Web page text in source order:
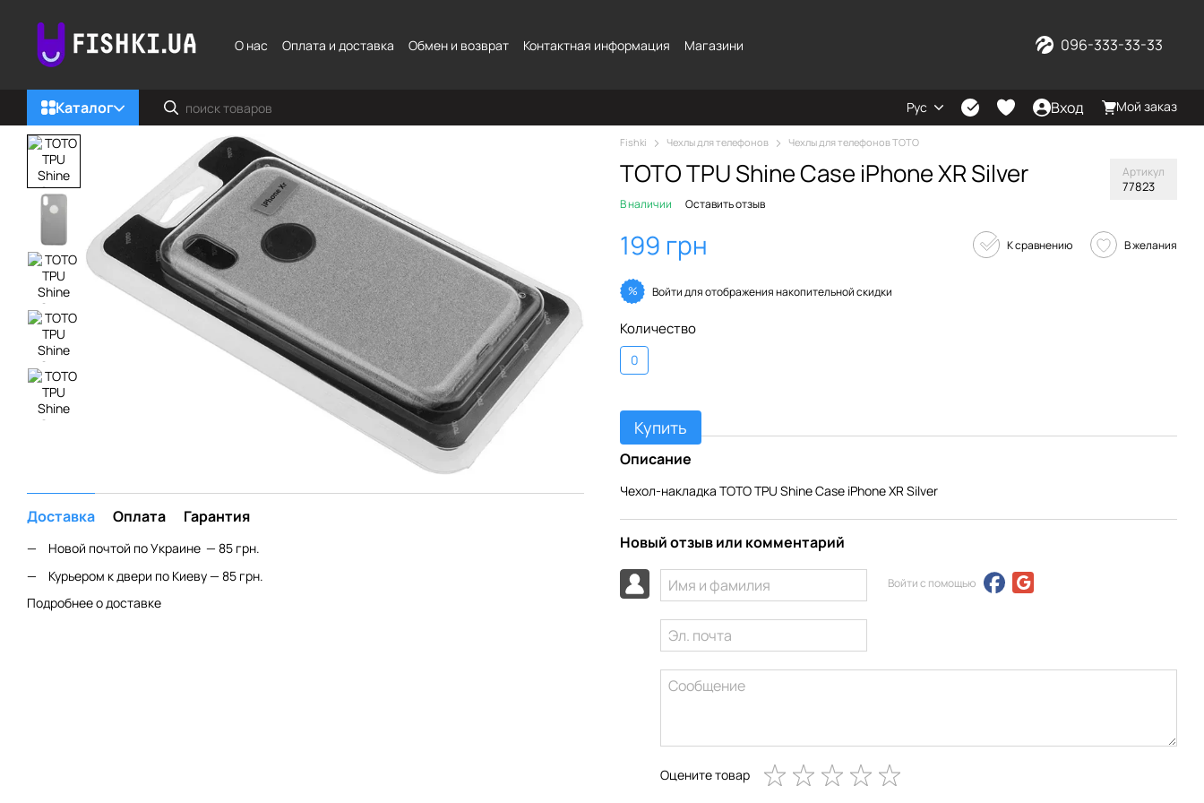
О нас
Оплата и доставка Обмен и возврат Контактная информация Магазини 096-333-33-33
Каталог Рус Вход Мой заказ
Доставка Оплата Гарантия
Новой почтой по Украине — 85 грн.
Курьером к двери по Киеву — 85 грн.
Подробнее о доставке
Fishki Чехлы для телефонов Чехлы для телефонов TOTO
TOTO TPU Shine Case iPhone XR Silver Артикул
77823
В наличии Оставить отзыв
199 грн К сравнению В желания
% Войтидля отображения накопительной скидки
Количество
0
Купить
Описание
Чехол-накладка TOTO TPU Shine Case iPhone XR Silver
Новый отзыв или комментарий
Войти с помощью
Оцените товар